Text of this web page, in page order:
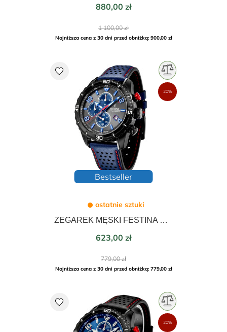
Cena
880,00 zł
Cena
podstawowa
1 100,00 zł
Najniższa cena z 30 dni przed obniżką: 900,00 zł
Bestseller
ostatnie sztuki
ZEGAREK MĘSKI FESTINA CHRONO SPORT 45mm 20519/3
Cena
623,00 zł
Cena
podstawowa
779,00 zł
Najniższa cena z 30 dni przed obniżką: 779,00 zł
favorite
20%
favorite
20%